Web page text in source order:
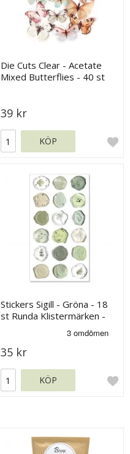
Die Cuts Clear - Acetate
Mixed Butterflies - 40 st
39 kr
KÖP
Stickers Sigill - Gröna - 18
st Runda Klistermärken -
35 kr
KÖP